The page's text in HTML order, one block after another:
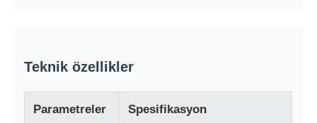
kumaş test makinesi
Teknik özellikler
Parametreler Spesifikasyon